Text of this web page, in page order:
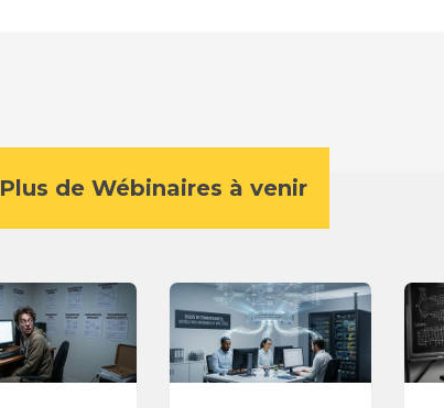
Plus de Wébinaires à venir